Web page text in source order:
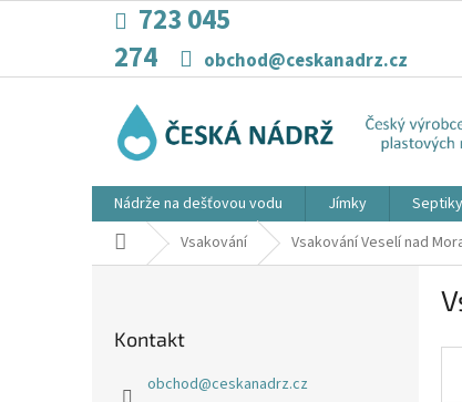
723 045
274
obchod@ceskanadrz.cz
Nádrže na dešťovou vodu Jímky Septiky
Domů Vsakování Vsakování Veselí nad
Kontakt
obchod@ceskanadrz.cz